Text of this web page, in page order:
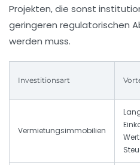
Projekten, die sonst
geringeren regulatorischen
werden muss.
Investitionsart
Vermietungsimmobilien